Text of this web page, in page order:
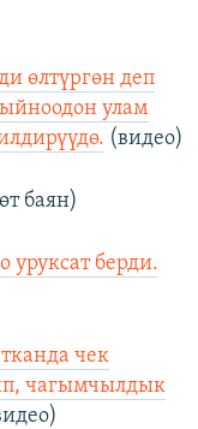
өлтүргөн деп
улам
(видео)
баян)
уруксат берди.
чек
чагымчылдык